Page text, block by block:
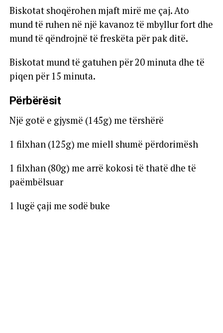
Biskotat shoqërohen mjaft mirë me çaj. Ato
mund të ruhen në një kavanoz të mbyllur fort dhe
mund të qëndrojnë të freskëta për pak ditë.
Biskotat mund të gatuhen për 20 minuta dhe të
piqen për 15 minuta.
Përbërësit
Një gotë e gjysmë (145g) me tërshërë
1 filxhan (125g) me miell shumë përdorimësh
1 filxhan (80g) me arrë kokosi të thatë dhe të
paëmbëlsuar
1 lugë çaji me sodë buke